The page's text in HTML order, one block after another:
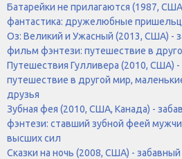
Батарейки не прилагаются (1987,
фантастика: дружелюбные
Оз: Великий и Ужасный (2013, США) -
фильм фэнтези: путешествие в
Путешествия Гулливера (2010, США)
путешествие в другой мир,
друзья
Зубная фея (2010, США, Канада) -
фэнтези: ставший зубной феей
высших сил
Сказки на ночь (2008, США) -